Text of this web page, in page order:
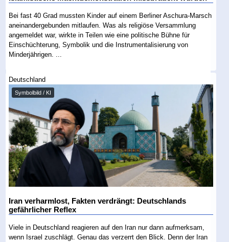
Bei fast 40 Grad mussten Kinder auf einem Berliner Aschura-Marsch
aneinandergebunden mitlaufen. Was als religiöse Versammlung
angemeldet war, wirkte in Teilen wie eine politische Bühne für
Einschüchterung, Symbolik und die Instrumentalisierung von
Minderjährigen. ...
Deutschland
Symbolbild / KI
Iran verharmlost, Fakten verdrängt: Deutschlands
gefährlicher Reflex
Viele in Deutschland reagieren auf den Iran nur dann aufmerksam,
wenn Israel zuschlägt. Genau das verzerrt den Blick. Denn der Iran